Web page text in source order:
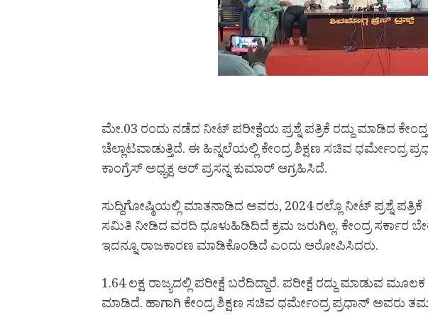
ಮೇ.03 ರಂದು ನಡೆದ ನೀಟ್ ಪರೀಕ್ಷೆಯ ಪ್ರಶ್ನೆ ಪತ್ರಿಕೆ ರದ್ದು ಮಾಡಿದ
ಚೆಲ್ಲಾಟವಾಡುತ್ತಿದೆ. ಈ ಹಿನ್ನಲೆಯಲ್ಲಿ ಕೇಂದ್ರ ಶಿಕ್ಷಣ ಸಚಿವ ಧರ್ಮೇಂದ್ರ
ಕಾಂಗ್ರೆಸ್ ಅಧ್ಯಕ್ಷ ಆರ್ ಪ್ರಸನ್ನ ಕುಮಾರ್ ಆಗ್ರಹಿಸಿದೆ.
ಸುದ್ದಿಗೋಷ್ಠಿಯಲ್ಲಿ ಮಾತನಾಡಿದ ಅವರು, 2024 ರಲ್ಲೊ ನೀಟ್ ಪ್ರಶ್ನೆ
ಸಮಿತಿ ನೀಡಿದ ವರದಿ ಧೂಳುಹಿಡಿದಿದೆ ಕ್ರಮ ಜರುಗಿಲ್ಲ. ಕೇಂದ್ರ ಸರ್ಕಾರ
ಇದನ್ನೂ ರಾಜಕಾರಣ ಮಾಡಿಕೊಂಡಿದೆ ಎಂದು ಆರೋಪಿಸಿದರು.
1.64 ಲಕ್ಷ ರಾಜ್ಯದಲ್ಲಿ ಪರೀಕ್ಷೆ ಬರೆದಿದ್ದಾರೆ. ಪರೀಕ್ಷೆ ರದ್ದು ಮಾಡುವ
ಮಾಡಿದೆ. ಹಾಗಾಗಿ ಕೇಂದ್ರ ಶಿಕ್ಷಣ ಸಚಿವ ಧರ್ಮೇಂದ್ರ ಪ್ರಧಾನ್ ಅವರು ತಮ್ಮ